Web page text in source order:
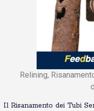
Relining,
Il Risanamento dei Tubi